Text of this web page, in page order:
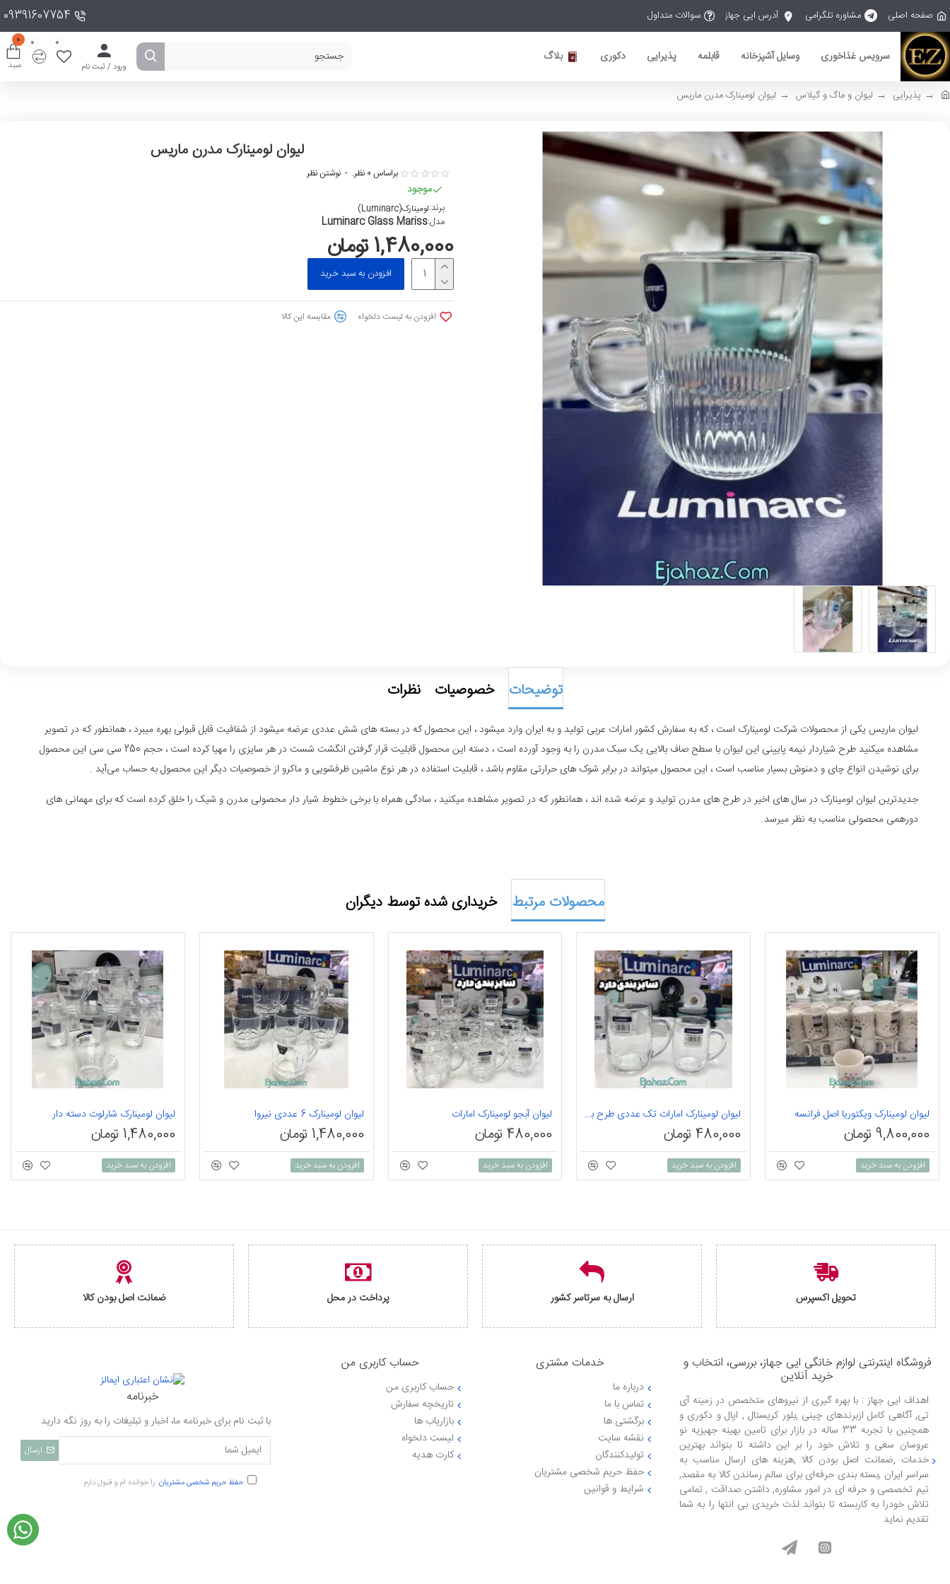
صفحه اصلی مشاوره تلگرامی آدرس ایی جهاز سوالات متداول 09391607754
سرویس غذاخوری وسایل آشپزخانه قابلمه پذیرایی دکوری بلاگ
ورود / ثبت نام
0
0
سبد
0
پذیرایی لیوان و ماگ و گیلاس لیوان لومینارک مدرن ماریس
لیوان لومینارک مدرن ماریس
موجود
برند:لومینارک(Luminarc)
مدل:Luminarc Glass Mariss
براساس 0 نظر. - نوشتن نظر
1,480,000 تومان
افزودن به سبد خرید
افزودن به لیست دلخواه مقایسه این کالا
توضیحات خصوصیات نظرات
لیوان ماریس یکی از محصولات شرکت لومینارک است ، که به سفارش کشور امارات عربی تولید و به ایران وارد میشود ، این محصول که در بسته های شش عددی عرضه میشود از شفافیت قابل قبولی بهره میبرد ، همانطور که در تصویر
مشاهده میکنید طرح شیاردار نیمه پایینی این لیوان با سطح صاف بالایی یک سبک مدرن را به وجود آورده است ، دسته این محصول قابلیت قرار گرفتن انگشت شست در هر سایزی را مهیا کرده است ، حجم 250 سی سی این محصول
برای نوشیدن انواع چای و دمنوش بسیار مناسب است ، این محصول میتواند در برابر شوک های حرارتی مقاوم باشد ، قابلیت استفاده در هر نوع ماشین ظرفشویی و ماکرو از خصوصیات دیگر این محصول به حساب می‌آید .
جدیدترین لیوان لومینارک در سال های اخیر در طرح های مدرن تولید و عرضه شده اند ، همانطور که در تصویر مشاهده میکنید ، سادگی همراه با برخی خطوط شیار دار محصولی مدرن و شیک را خلق کرده است که برای مهمانی های
دورهمی محصولی مناسب به نظر میرسد.
محصولات مرتبط خریداری شده توسط دیگران
لیوان لومینارک ویکتوریا اصل فرانسه
9,800,000 تومان
افزودن به سبد خرید
لیوان لومینارک امارات تک عددی طرح بشکه
480,000 تومان
افزودن به سبد خرید
لیوان آبجو لومینارک امارات
480,000 تومان
افزودن به سبد خرید
لیوان لومینارک 6 عددی نیروا
1,480,000 تومان
افزودن به سبد خرید
لیوان لومینارک شارلوت دسته دار
1,480,000 تومان
افزودن به سبد خرید
تحویل اکسپرس ارسال به سرتاسر کشور پرداخت در محل ضمانت اصل بودن کالا
فروشگاه اینترنتی لوازم خانگی ایی جهاز، بررسی، انتخاب و
خرید آنلاین
اهداف ایی جهاز : با بهره گیری از نیروهای متخصص در زمینه آی
تی, آگاهی کامل ازبرندهای چینی ,بلور کریستال , اپال و دکوری و
همچنین با تجربه 33 ساله در بازار برای تامین بهینه جهیزیه نو
عروسان سعی و تلاش خود را بر این داشته تا بتواند بهترین
خدمات ,ضمانت اصل بودن کالا ,هزینه های ارسال مناسب به
سراسر ایران ,بسته بندی حرفه‌ای برای سالم رساندن کالا به مقصد,
تیم تخصصی و حرفه ای در امور مشاوره, داشتن صداقت , تمامی
تلاش خودرا به کاربسته تا بتواند لذت خریدی بی انتها را به شما
تقدیم نماید
خدمات مشتری
درباره ما
تماس با ما
برگشتی ها
نقشه سایت
تولیدکنندگان
حفظ حریم شخصی مشتریان
شرایط و قوانین
حساب کاربری من
حساب کاربری من
تاریخچه سفارش
بازاریاب ها
لیست دلخواه
کارت هدیه
خبرنامه
با ثبت نام برای خبرنامه ما، اخبار و تبلیغات را به روز نگه دارید
ارسال
حفظ حریم شخصی مشتریان را خوانده ام و قبول دارم